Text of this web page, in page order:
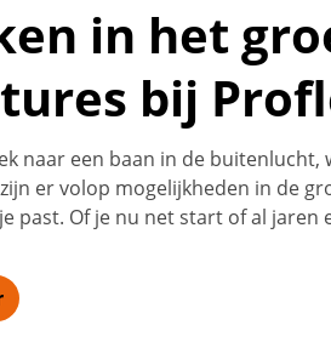
in het
bij
naar een baan in de
er volop mogelijkheden in de
past. Of je nu net start of al